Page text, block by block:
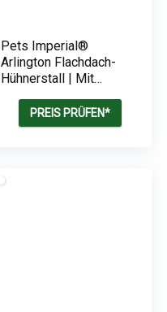
Pets Imperial®
Arlington Flachdach-
Hühnerstall | Mit
250 cm (B) x 76 cm
(T) x 103 cm (H)
PREIS PRÜFEN*